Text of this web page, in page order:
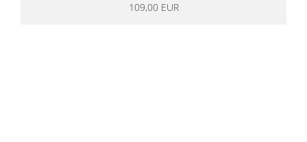
109,00 EUR